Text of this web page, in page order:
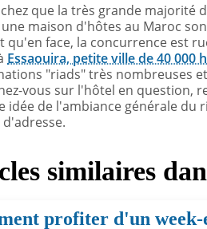
que la très grande
maison d'hôtes au Maroc
qu'en face, la concurrence est
Essaouira, petite ville de 40 000
"riads" très nombreuses
vous sur l'hôtel en question,
idée de l'ambiance générale du
d'adresse.
similaires
profiter d'un